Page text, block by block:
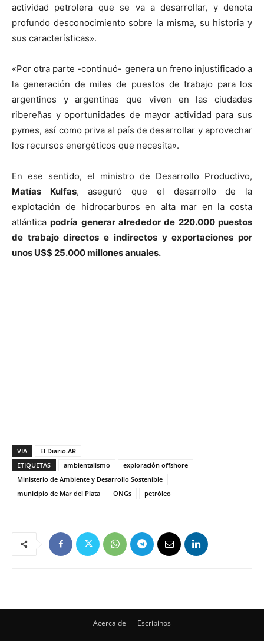
actividad petrolera que se va a desarrollar, y denota
profundo desconocimiento sobre la misma, su historia y
sus características».
«Por otra parte -continuó- genera un freno injustificado a
la generación de miles de puestos de trabajo para los
argentinos y argentinas que viven en las ciudades
ribereñas y oportunidades de mayor actividad para sus
pymes, así como priva al país de desarrollar y aprovechar
los recursos energéticos que necesita».
En ese sentido, el ministro de Desarrollo Productivo,
Matías Kulfas, aseguró que el desarrollo de la
explotación de hidrocarburos en alta mar en la costa
atlánticapodría generar alrededor de 220.000 puestos
de trabajo directos e indirectos y exportaciones por
unos US$ 25.000 millones anuales.
VIA
El Diario.AR
ETIQUETAS
ambientalismo
exploración offshore
Ministerio de Ambiente y Desarrollo Sostenible
municipio de Mar del Plata
ONGs petróleo
Acerca de Escribinos